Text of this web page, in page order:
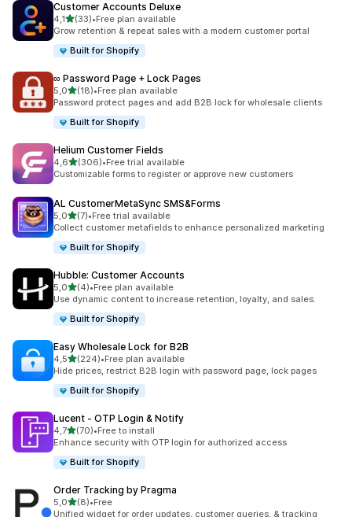
Customer Accounts Deluxe
4,15 yıldız üzerinden
(33)
toplam 33 değerlendirme
•Free plan available
Grow retention & repeat sales with a modern customer portal
Built for Shopify
∞ Password Page + Lock Pages
5,05 yıldız üzerinden
(18)
toplam 18 değerlendirme
•Free plan available
Password protect pages and add B2B lock for wholesale clients
Built for Shopify
Helium Customer Fields
4,65 yıldız üzerinden
(306)
toplam 306 değerlendirme
•Free trial available
Customizable forms to register or approve new customers
AL CustomerMetaSync SMS&Forms
5,05 yıldız üzerinden
(7)
toplam 7 değerlendirme
•Free trial available
Collect customer metafields to enhance personalized marketing
Built for Shopify
Hubble: Customer Accounts
5,05 yıldız üzerinden
(4)
toplam 4 değerlendirme
•Free plan available
Use dynamic content to increase retention, loyalty, and sales.
Built for Shopify
Easy Wholesale Lock for B2B
4,55 yıldız üzerinden
(224)
toplam 224 değerlendirme
•Free plan available
Hide prices, restrict B2B login with password page, lock pages
Built for Shopify
Lucent ‑ OTP Login & Notify
4,75 yıldız üzerinden
(70)
toplam 70 değerlendirme
•Free to install
Enhance security with OTP login for authorized access
Built for Shopify
Order Tracking by Pragma
5,05 yıldız üzerinden
(8)
toplam 8 değerlendirme
•Free
Unified widget for order updates, customer queries, & tracking